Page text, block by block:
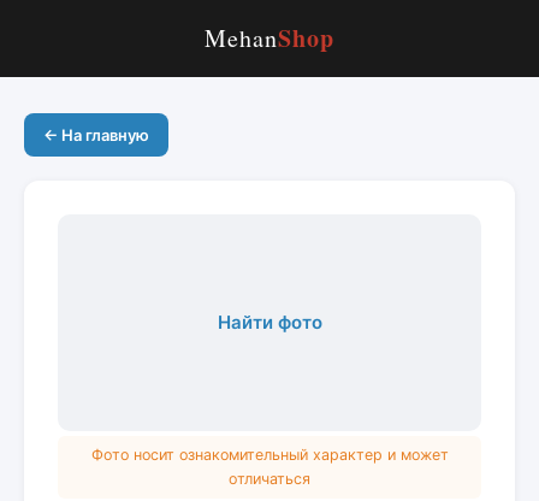
MehanShop
← На главную
Найти фото
Фото носит ознакомительный характер и может
отличаться